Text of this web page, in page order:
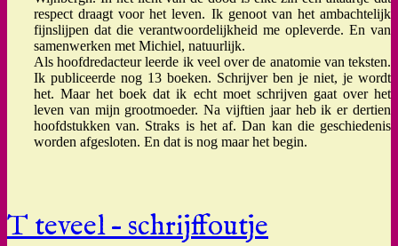
respect draagt voor het leven. Ik genoot van het ambachtelijk
fijnslijpen dat die verantwoordelijkheid me opleverde. En van
samenwerken met Michiel, natuurlijk.
Als hoofdredacteur leerde ik veel over de anatomie van teksten.
Ik publiceerde nog 13 boeken. Schrijver ben je niet, je wordt
het. Maar het boek dat ik echt moet schrijven gaat over het
leven van mijn grootmoeder. Na vijftien jaar heb ik er dertien
hoofdstukken van. Straks is het af. Dan kan die geschiedenis
worden afgesloten. En dat is nog maar het begin.
T teveel – schrijffoutje